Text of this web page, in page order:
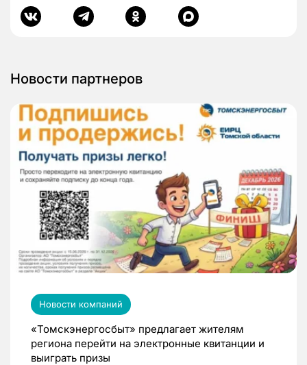
Новости партнеров
Новости компаний
«Томскэнергосбыт» предлагает жителям
региона перейти на электронные квитанции и
выиграть призы